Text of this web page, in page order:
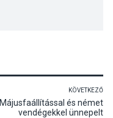
KÖVETKEZŐ
Májusfaállítással és német
vendégekkel ünnepelt